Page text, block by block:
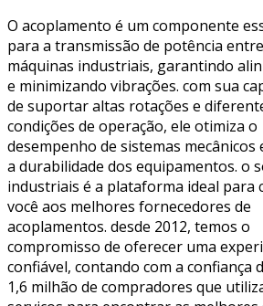
O acoplamento é um componente
para a transmissão de potência
máquinas industriais, garantindo
e minimizando vibrações. com sua
de suportar altas rotações e
condições de operação, ele otimiza o
desempenho de sistemas mecânicos
a durabilidade dos equipamentos. o
industriais é a plataforma ideal para
você aos melhores fornecedores de
acoplamentos. desde 2012, temos o
compromisso de oferecer uma
confiável, contando com a confiança
1,6 milhão de compradores que